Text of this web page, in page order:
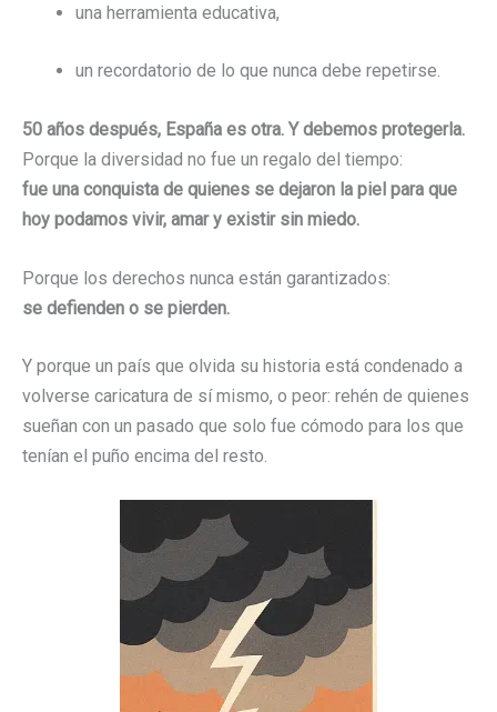
una herramienta educativa,
un recordatorio de lo que nunca debe repetirse.
50 años después, España es otra. Y debemos protegerla.
Porque la diversidad no fue un regalo del tiempo:
fue una conquista de quienes se dejaron la piel para que
hoy podamos vivir, amar y existir sin miedo.
Porque los derechos nunca están garantizados:
se defienden o se pierden.
Y porque un país que olvida su historia está condenado a
volverse caricatura de sí mismo, o peor: rehén de quienes
sueñan con un pasado que solo fue cómodo para los que
tenían el puño encima del resto.